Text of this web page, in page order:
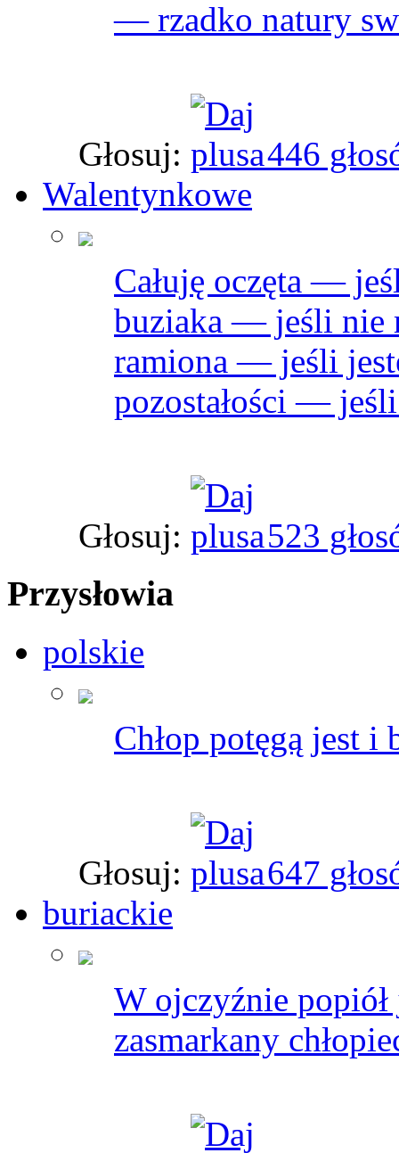
— rzadko natury
Głosuj:
446
Walentynkowe
Całuję oczęta —
buziaka — jeśli nie
ramiona — jeśli
pozostałości —
Głosuj: 523
Przysłowia
polskie
Chłop potęgą jest i
Głosuj:
647
buriackie
W ojczyźnie popiół
zasmarkany